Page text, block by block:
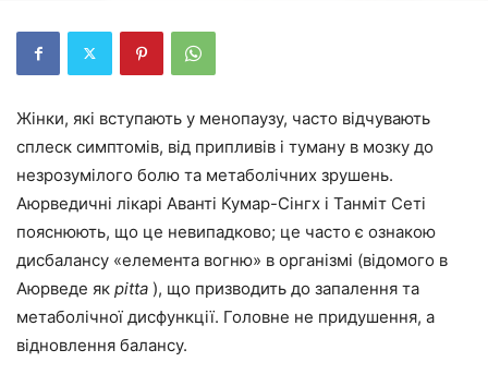
Жінки, які вступають у менопаузу, часто відчувають
сплеск симптомів, від припливів і туману в мозку до
незрозумілого болю та метаболічних зрушень.
Аюрведичні лікарі Аванті Кумар-Сінгх і Танміт Сеті
пояснюють, що це невипадково; це часто є ознакою
дисбалансу «елемента вогню» в організмі (відомого в
Аюрведе як pitta ), що призводить до запалення та
метаболічної дисфункції. Головне не придушення, а
відновлення балансу.